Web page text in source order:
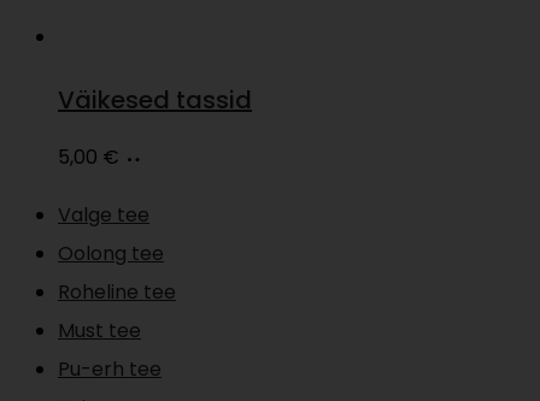
Väikesed tassid
5,00 €
Valge tee
Oolong tee
Roheline tee
Must tee
Pu-erh tee